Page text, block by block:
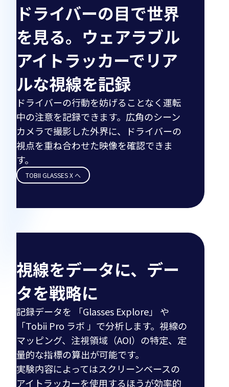
ドライバーの目で世界
を見る。ウェアラブル
アイトラッカーでリア
ルな視線を記録
ドライバーの行動を妨げることなく運転
中の注意を記録できます。広角のシーン
カメラで撮影した外界に、ドライバーの
視点を重ね合わせた映像を確認できま
す。
TOBII GLASSES X へ
視線をデータに、デー
タを戦略に
記録データを 「Glasses Explore」 や
「Tobii Pro ラボ 」で分析します。視線の
マッピング、注視領域（AOI）の特定、定
量的な指標の算出が可能です。
実験内容によってはスクリーンベースの
アイトラッカーを使用するほうが効率的